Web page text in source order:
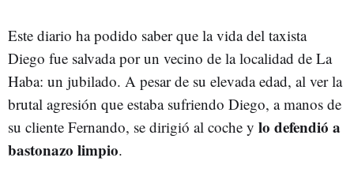
Este diario ha podido saber que la vida del taxista
Diego fue salvada por un vecino de la localidad de La
Haba: un jubilado. A pesar de su elevada edad, al ver la
brutal agresión que estaba sufriendo Diego, a manos de
su cliente Fernando, se dirigió al coche y lo defendió a
bastonazo limpio.